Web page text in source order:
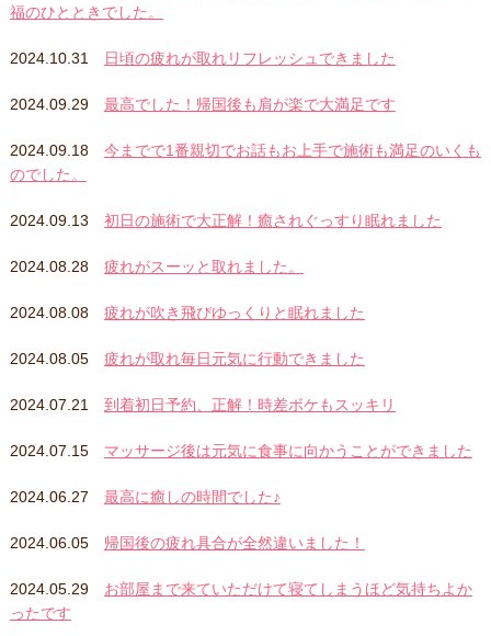
福のひとときでした。
2024.10.31 日頃の疲れが取れリフレッシュできました
2024.09.29 最高でした！帰国後も肩が楽で大満足です
2024.09.18
今までで1番親切でお話もお上手で施術も満足のいくも
のでした。
2024.09.13 初日の施術で大正解！癒されぐっすり眠れました
2024.08.28 疲れがスーッと取れました。
2024.08.08 疲れが吹き飛びゆっくりと眠れました
2024.08.05 疲れが取れ毎日元気に行動できました
2024.07.21 到着初日予約、正解！時差ボケもスッキリ
2024.07.15 マッサージ後は元気に食事に向かうことができました
2024.06.27 最高に癒しの時間でした♪
2024.06.05 帰国後の疲れ具合が全然違いました！
2024.05.29
お部屋まで来ていただけて寝てしまうほど気持ちよか
ったです